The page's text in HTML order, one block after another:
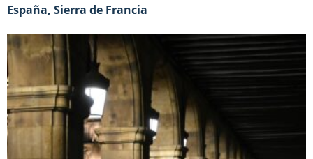
España, Sierra de Francia